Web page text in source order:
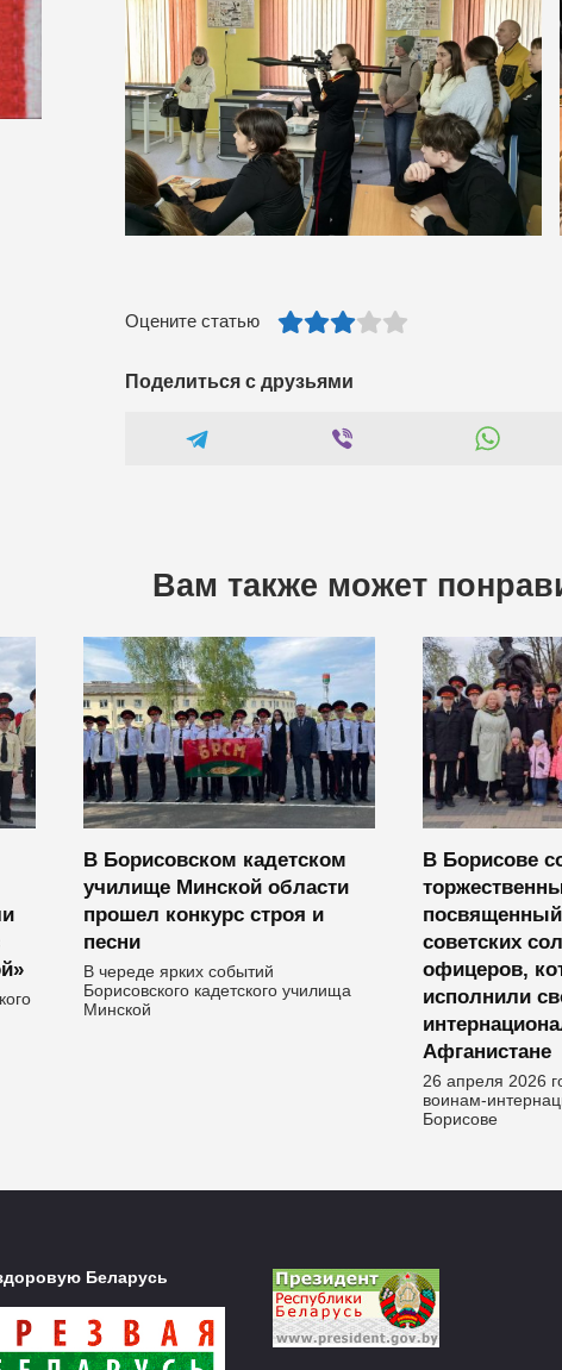
Оцените статью
Поделиться с друзьями
Вам также может
В Борисовском кадетском
училище Минской области
прошел конкурс строя и
песни
В череде ярких событий
Борисовского кадетского училища
Минской
В Борисове
советских
офицеров,
исполнили
Афганистане
26 апреля 2026
воинам-
Борисове
Беларусь